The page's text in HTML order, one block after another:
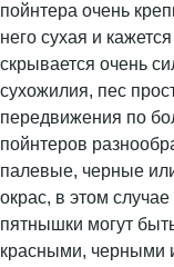
пойнтера очень
него сухая и
скрывается очень
сухожилия, пес
передвижения по
пойнтеров
палевые, черные
окрас, в этом
пятнышки могут
красными, черными